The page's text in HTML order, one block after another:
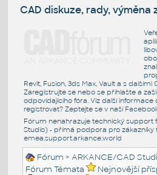
CAD diskuze, rady, výměna
Revit, Fusion, 3ds Max, Vault a s
Zaregistrujte se nebo se přihlašte a
odpovídajícího fóra. Viz další informace
registrovat? Zeptejte se v naší
Fórum nenahrazuje technický support
Studio) - přímá podpora pro zákazníky
emea.support.arkance.world
Fórum >ARKANCE/CAD
Fórum Témata
Nejnovější